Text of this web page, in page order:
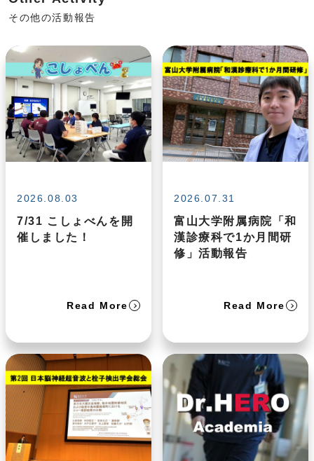
その他の活動報告
2026.08.03
7/31 こしょべんを開
催しました！
Read More
2026.07.31
富山大学附属病院「和
漢診療科で1か月間研
修」活動報告
Read More